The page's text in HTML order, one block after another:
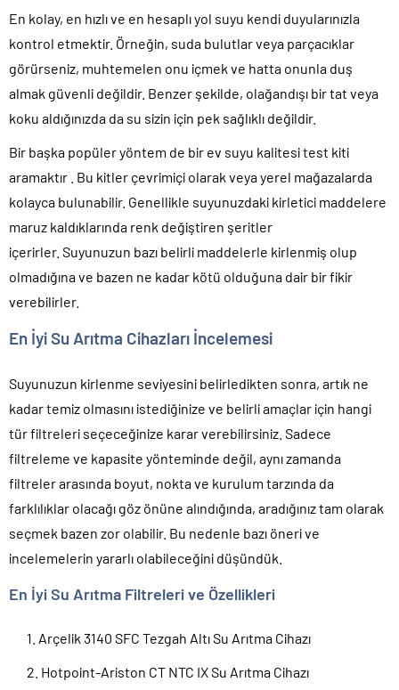
En kolay, en hızlı ve en hesaplı yol suyu kendi duyularınızla
kontrol etmektir. Örneğin, suda bulutlar veya parçacıklar
görürseniz, muhtemelen onu içmek ve hatta onunla duş
almak güvenli değildir. Benzer şekilde, olağandışı bir tat veya
koku aldığınızda da su sizin için pek sağlıklı değildir.
Bir başka popüler yöntem de bir ev suyu kalitesi test kiti
aramaktır . Bu kitler çevrimiçi olarak veya yerel mağazalarda
kolayca bulunabilir. Genellikle suyunuzdaki kirletici maddelere
maruz kaldıklarında renk değiştiren şeritler
içerirler. Suyunuzun bazı belirli maddelerle kirlenmiş olup
olmadığına ve bazen ne kadar kötü olduğuna dair bir fikir
verebilirler.
En İyi Su Arıtma Cihazları İncelemesi
Suyunuzun kirlenme seviyesini belirledikten sonra, artık ne
kadar temiz olmasını istediğinize ve belirli amaçlar için hangi
tür filtreleri seçeceğinize karar verebilirsiniz. Sadece
filtreleme ve kapasite yönteminde değil, aynı zamanda
filtreler arasında boyut, nokta ve kurulum tarzında da
farklılıklar olacağı göz önüne alındığında, aradığınız tam olarak
seçmek bazen zor olabilir. Bu nedenle bazı öneri ve
incelemelerin yararlı olabileceğini düşündük.
En İyi Su Arıtma Filtreleri ve Özellikleri
Arçelik 3140 SFC Tezgah Altı Su Arıtma Cihazı
Hotpoint-Ariston CT NTC IX Su Arıtma Cihazı